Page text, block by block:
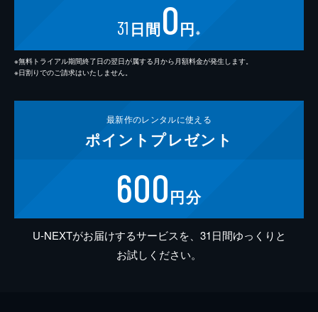
31 日間0円 ※
※無料トライアル期間終了日の翌日が属する月から月額料金が発生します。
※日割りでのご請求はいたしません。
最新作のレンタルに使える
ポイント プレゼント
600円分
U-NEXTがお届けするサービスを、31日間ゆっくりと
お試しください。